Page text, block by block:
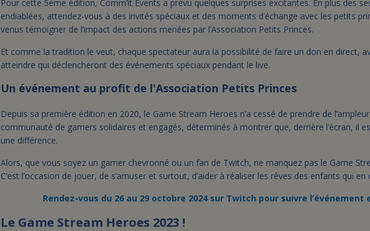
Pour cette 5ème édition, Comm’it Events a prévu quelques surprises excitantes. En plus des
endiablées, attendez-vous à des invités spéciaux et des moments d’échange avec les petits
venus témoigner de l’impact des actions menées par l’Association Petits Princes.
Et comme la tradition le veut, chaque spectateur aura la possibilité de faire un don en direct,
atteindre qui déclencheront des événements spéciaux pendant le live.
Un événement au profit de l'Association Petits Princes
Depuis sa première édition en 2020, le Game Stream Heroes n’a cessé de prendre de
communauté de gamers solidaires et engagés, déterminés à montrer que, derrière l’écran, il
une différence.
Alors, que vous soyez un gamer chevronné ou un fan de Twitch, ne manquez pas le Game
C’est l’occasion de jouer, de s’amuser et surtout, d’aider à réaliser les rêves des enfants qui en
Rendez-vous du 26 au 29 octobre 2024 sur Twitch pour suivre l’événement
Le Game Stream Heroes 2023 !